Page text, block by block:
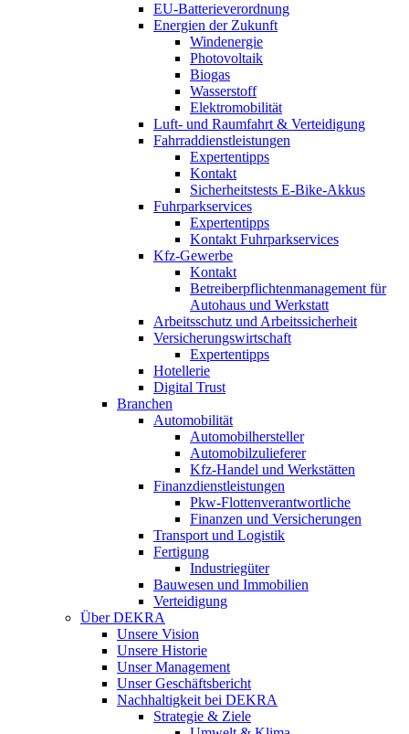
EU-Batterieverordnung
Energien der Zukunft
Windenergie
Photovoltaik
Biogas
Wasserstoff
Elektromobilität
Luft- und Raumfahrt & Verteidigung
Fahrraddienstleistungen
Expertentipps
Kontakt
Sicherheitstests E-Bike-Akkus
Fuhrparkservices
Expertentipps
Kontakt Fuhrparkservices
Kfz-Gewerbe
Kontakt
Betreiberpflichtenmanagement für
Autohaus und Werkstatt
Arbeitsschutz und Arbeitssicherheit
Versicherungswirtschaft
Expertentipps
Hotellerie
Digital Trust
Branchen
Automobilität
Automobilhersteller
Automobilzulieferer
Kfz-Handel und Werkstätten
Finanzdienstleistungen
Pkw‑Flottenverantwortliche
Finanzen und Versicherungen
Transport und Logistik
Fertigung
Industriegüter
Bauwesen und Immobilien
Verteidigung
Über DEKRA
Unsere Vision
Unsere Historie
Unser Management
Unser Geschäftsbericht
Nachhaltigkeit bei DEKRA
Strategie & Ziele